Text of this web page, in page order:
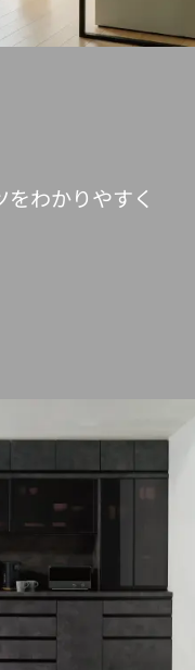
わかりやすく